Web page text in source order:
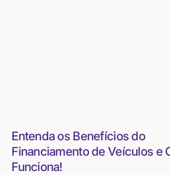
Entenda os Benefícios do
Financiamento de Veículos e
Funciona!